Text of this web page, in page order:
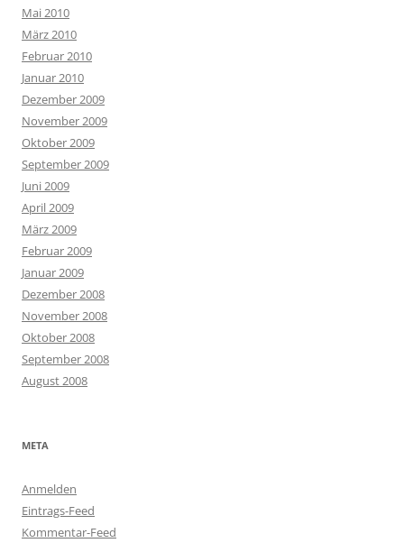
Mai 2010
März 2010
Februar 2010
Januar 2010
Dezember 2009
November 2009
Oktober 2009
September 2009
Juni 2009
April 2009
März 2009
Februar 2009
Januar 2009
Dezember 2008
November 2008
Oktober 2008
September 2008
August 2008
META
Anmelden
Eintrags-Feed
Kommentar-Feed